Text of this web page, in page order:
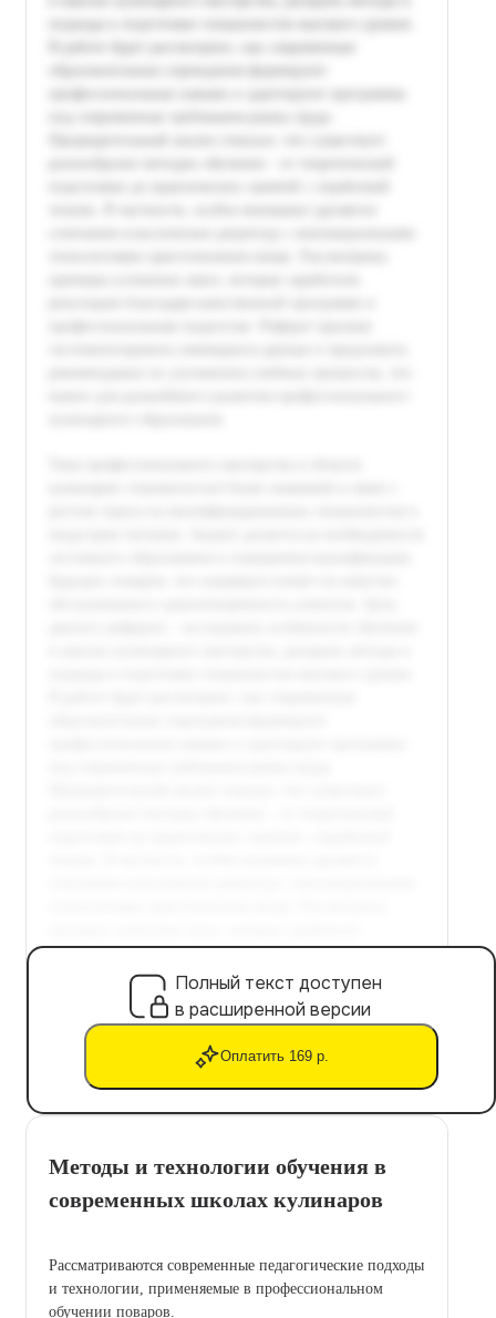
Полный текст доступен
в расширенной версии
Оплатить 169 р.
Методы и технологии обучения в
современных школах кулинаров
Рассматриваются современные педагогические подходы
и технологии, применяемые в профессиональном
обучении поваров.